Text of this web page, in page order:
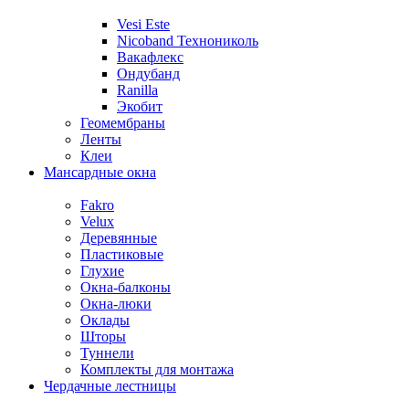
Vesi Este
Nicoband Технониколь
Вакафлекс
Ондубанд
Ranilla
Экобит
Геомембраны
Ленты
Клеи
Мансардные окна
Fakro
Velux
Деревянные
Пластиковые
Глухие
Окна-балконы
Окна-люки
Оклады
Шторы
Туннели
Комплекты для монтажа
Чердачные лестницы